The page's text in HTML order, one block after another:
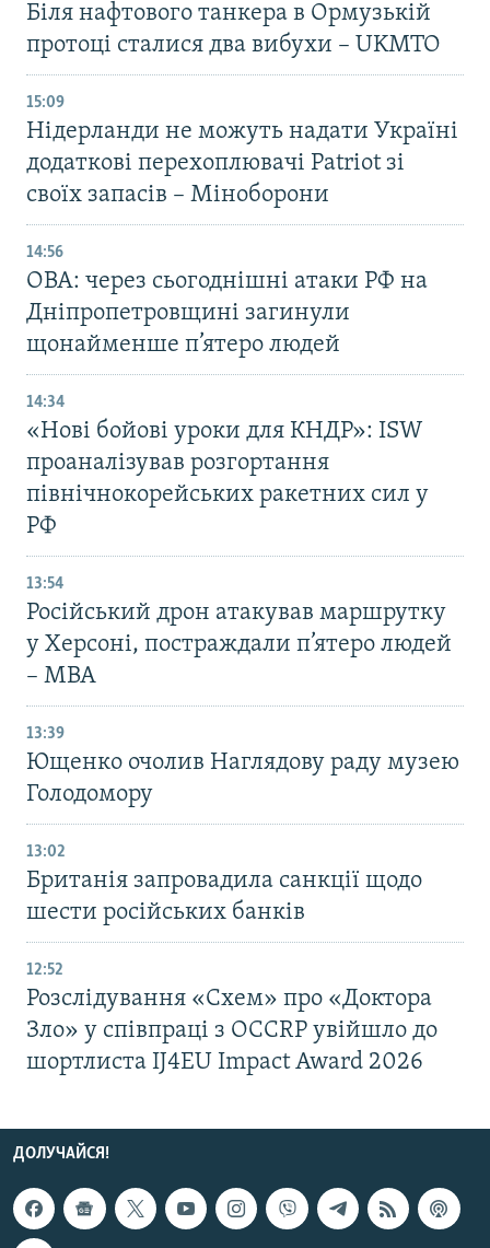
Біля нафтового танкера в Ормузькій
протоці сталися два вибухи – UKMTO
15:09
Нідерланди не можуть надати Україні
додаткові перехоплювачі Patriot зі
своїх запасів – Міноборони
14:56
ОВА: через сьогоднішні атаки РФ на
Дніпропетровщині загинули
щонайменше п’ятеро людей
14:34
«Нові бойові уроки для КНДР»: ISW
проаналізував розгортання
північнокорейських ракетних сил у
РФ
13:54
Російський дрон атакував маршрутку
у Херсоні, постраждали п’ятеро людей
– МВА
13:39
Ющенко очолив Наглядову раду музею
Голодомору
13:02
Британія запровадила санкції щодо
шести російських банків
12:52
Розслідування «Схем» про «Доктора
Зло» у співпраці з OCCRP увійшло до
шортлиста IJ4EU Impact Award 2026
ДОЛУЧАЙСЯ!